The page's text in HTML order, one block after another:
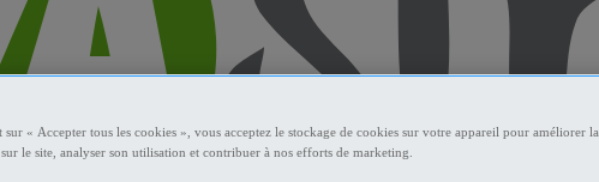
sur « Accepter tous les cookies », vous acceptez le stockage de cookies sur votre appareil pour améliorer la
le site, analyser son utilisation et contribuer à nos efforts de marketing.